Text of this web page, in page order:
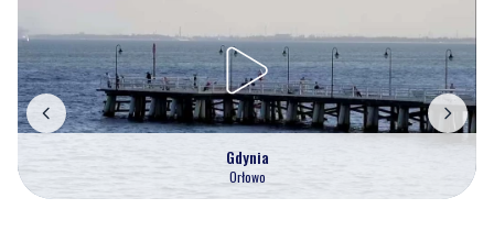
Gdynia
Orłowo